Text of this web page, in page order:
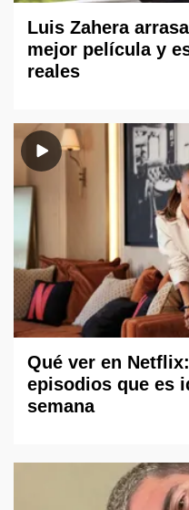
Luis Zahera
mejor película y
reales
Qué ver en
episodios que es
semana